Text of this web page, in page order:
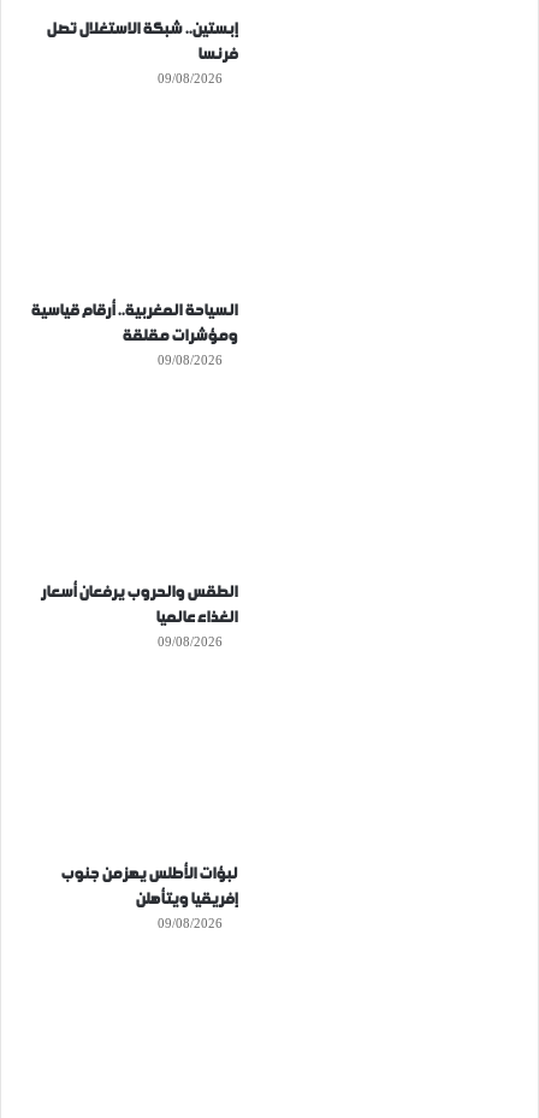
إبستين.. شبكة الاستغلال تصل
فرنسا
09/08/2026
السياحة المغربية.. أرقام قياسية
ومؤشرات مقلقة
09/08/2026
الطقس والحروب يرفعان أسعار
الغذاء عالميا
09/08/2026
لبؤات الأطلس يهزمن جنوب
إفريقيا ويتأهلن
09/08/2026